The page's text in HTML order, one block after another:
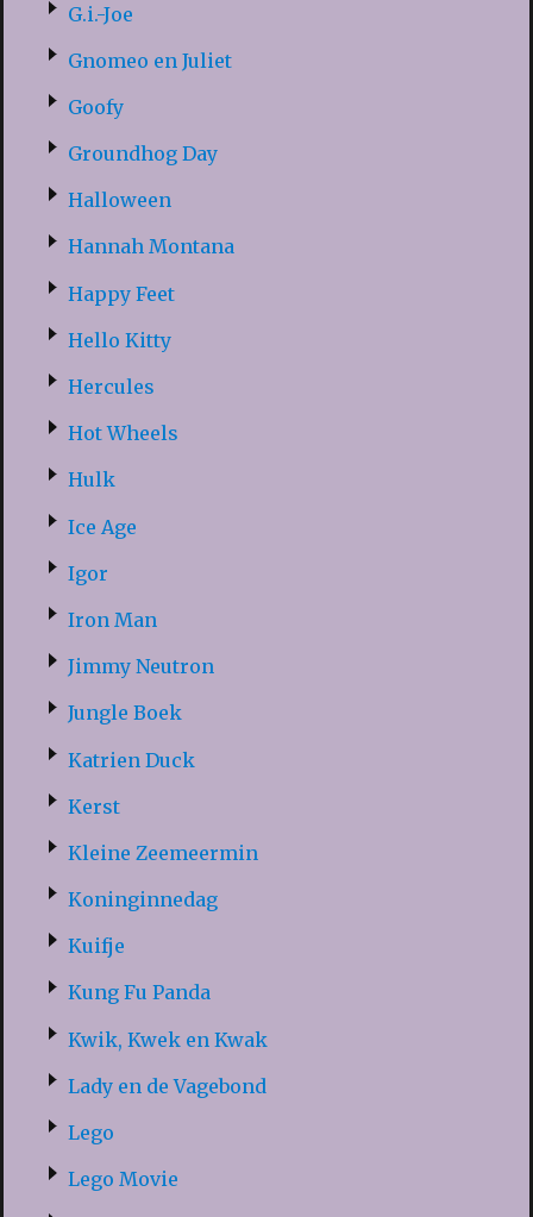
G.i.-Joe
Gnomeo en Juliet
Goofy
Groundhog Day
Halloween
Hannah Montana
Happy Feet
Hello Kitty
Hercules
Hot Wheels
Hulk
Ice Age
Igor
Iron Man
Jimmy Neutron
Jungle Boek
Katrien Duck
Kerst
Kleine Zeemeermin
Koninginnedag
Kuifje
Kung Fu Panda
Kwik, Kwek en Kwak
Lady en de Vagebond
Lego
Lego Movie